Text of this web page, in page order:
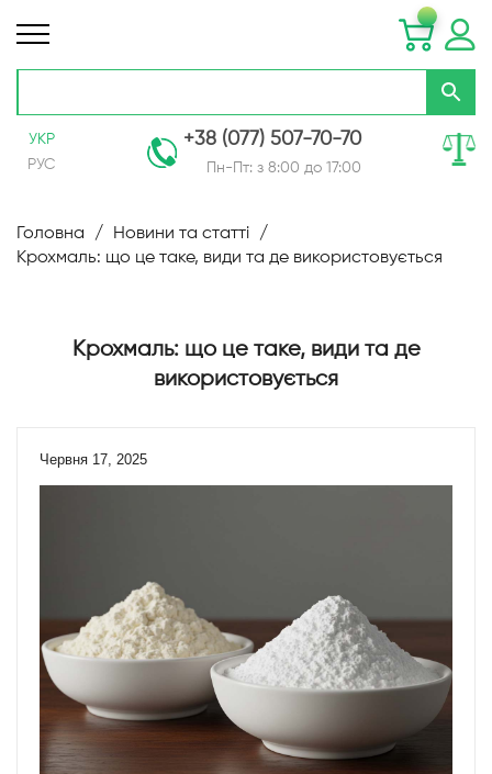
УКР
РУС
+38 (077) 507-70-70
Пн-Пт: з 8:00 до 17:00
Content
Головна
Новини та статті
Крохмаль: що це таке, види та де використовується
Крохмаль: що це таке, види та де
використовується
Червня 17, 2025